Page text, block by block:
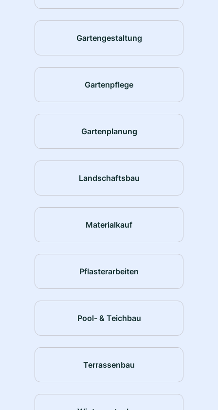
Gartengestaltung
Gartenpflege
Gartenplanung
Landschaftsbau
Materialkauf
Pflasterarbeiten
Pool- & Teichbau
Terrassenbau